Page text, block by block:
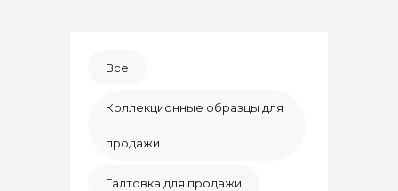
Все
Коллекционные образцы для
продажи
Галтовка для продажи